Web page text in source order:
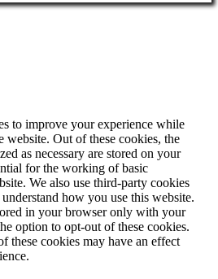
to improve your experience while
website. Out of these cookies, the
as necessary are stored on your
for the working of basic
We also use third-party cookies
how you use this website.
in your browser only with your
option to opt-out of these cookies.
these cookies may have an effect